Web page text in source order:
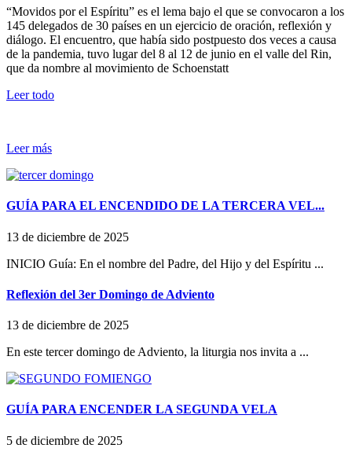
“Movidos por el Espíritu” es el lema bajo el que se convocaron a los
145 delegados de 30 países en un ejercicio de oración, reflexión y
diálogo. El encuentro, que había sido postpuesto dos veces a causa
de la pandemia, tuvo lugar del 8 al 12 de junio en el valle del Rin,
que da nombre al movimiento de Schoenstatt
Leer todo
Leer más
GUÍA PARA EL ENCENDIDO DE LA TERCERA VEL...
13 de diciembre de 2025
INICIO Guía: En el nombre del Padre, del Hijo y del Espíritu ...
Reflexión del 3er Domingo de Adviento
13 de diciembre de 2025
En este tercer domingo de Adviento, la liturgia nos invita a ...
GUÍA PARA ENCENDER LA SEGUNDA VELA
5 de diciembre de 2025